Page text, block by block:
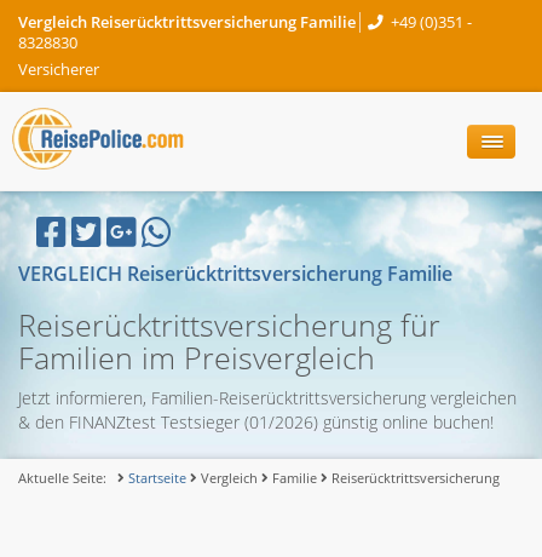
Vergleich Reiserücktrittsversicherung Familie
+49 (0)351 -
8328830
Versicherer
VERGLEICH Reiserücktrittsversicherung Familie
Reiserücktrittsversicherung für
Familien im Preisvergleich
Jetzt informieren, Familien-Reiserücktrittsversicherung vergleichen
& den FINANZtest Testsieger (01/2026) günstig online buchen!
Aktuelle Seite: Startseite Vergleich Familie Reiserücktrittsversicherung